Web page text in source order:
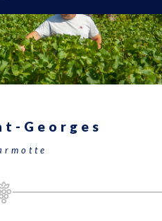
Georges